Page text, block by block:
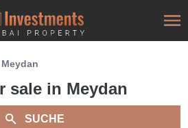
sale in Meydan
SUCHE